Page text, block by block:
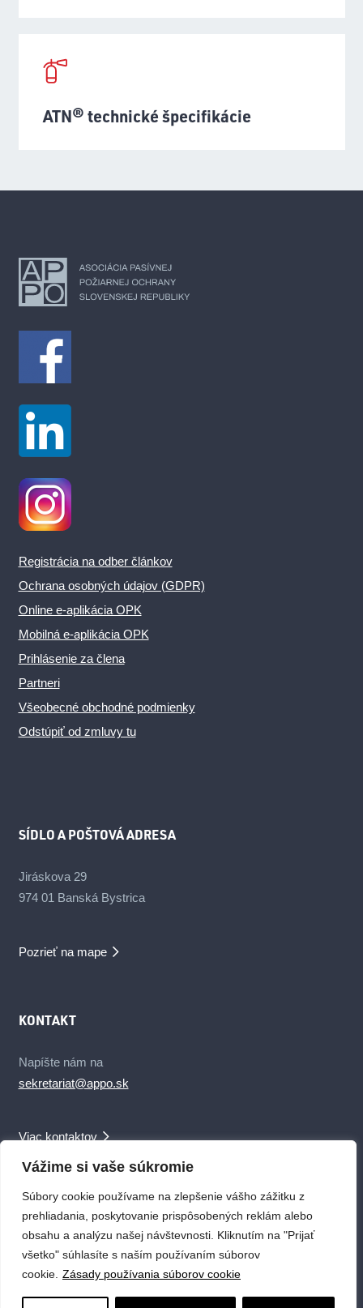
Vážime si vaše súkromie
Súbory cookie používame na zlepšenie vášho zážitku z
prehliadania, poskytovanie prispôsobených reklám alebo
obsahu a analýzu našej návštevnosti. Kliknutím na "Prijať
všetko" súhlasíte s naším používaním súborov
cookie. Zásady používania súborov cookie
ATN® technické špecifikácie
Registrácia na odber článkov
Ochrana osobných údajov (GDPR)
Online e-aplikácia OPK
Mobilná e-aplikácia OPK
Prihlásenie za člena
Partneri
Všeobecné obchodné podmienky
Odstúpiť od zmluvy tu
SÍDLO A POŠTOVÁ ADRESA
Jiráskova 29
974 01 Banská Bystrica
Pozrieť na mape
KONTAKT
Napíšte nám na
sekretariat@appo.sk
Viac kontaktov
© 2019 APPO SR – Asociácia pasívnej požiarnej ochrany
Slovenskej republiky
Created byokto.digital